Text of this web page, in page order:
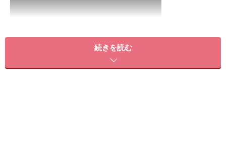
横歩きでの歩行（水中） - YouTube
サイドウォーク
続きを読む